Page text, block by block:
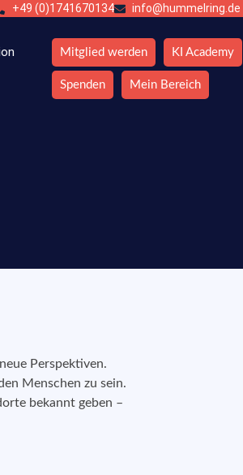
+49 (0)1741670134 info@hummelring.de
Mitglied werden KI Academy
Spenden Mein Bereich
Perspektiven.
Menschen zu sein.
bekannt geben –